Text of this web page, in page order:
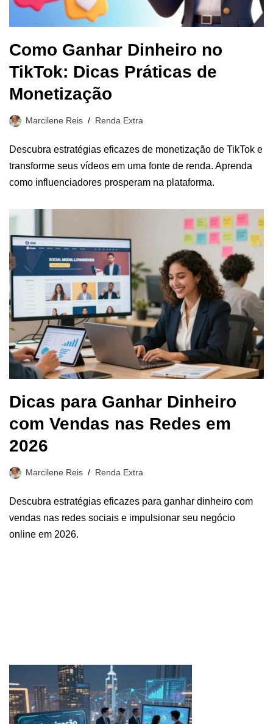
Como Ganhar Dinheiro no
TikTok: Dicas Práticas de
Monetização
Marcilene Reis Renda Extra
Descubra estratégias eficazes de monetização de TikTok e
transforme seus vídeos em uma fonte de renda. Aprenda
como influenciadores prosperam na plataforma.
Dicas para Ganhar Dinheiro
com Vendas nas Redes em
2026
Marcilene Reis Renda Extra
Descubra estratégias eficazes para ganhar dinheiro com
vendas nas redes sociais e impulsionar seu negócio
online em 2026.